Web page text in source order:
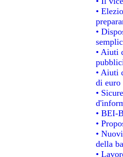
•
•
• Aiuti
• Aiuti
di euro
•
• BEI-
•
•
della
•